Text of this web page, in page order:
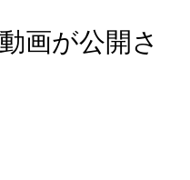
画が公開さ